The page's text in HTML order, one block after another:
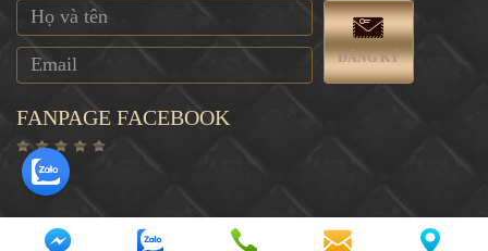
ĐĂNG KÝ
FANPAGE FACEBOOK